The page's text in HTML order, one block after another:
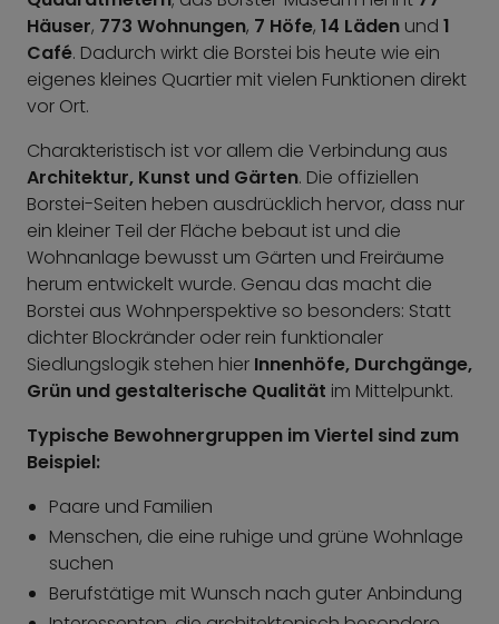
Häuser, 773 Wohnungen, 7 Höfe, 14 Läden und 1
Café. Dadurch wirkt die Borstei bis heute wie ein
eigenes kleines Quartier mit vielen Funktionen direkt
vor Ort.
Charakteristisch ist vor allem die Verbindung aus
Architektur, Kunst und Gärten. Die offiziellen
Borstei-Seiten heben ausdrücklich hervor, dass nur
ein kleiner Teil der Fläche bebaut ist und die
Wohnanlage bewusst um Gärten und Freiräume
herum entwickelt wurde. Genau das macht die
Borstei aus Wohnperspektive so besonders: Statt
dichter Blockränder oder rein funktionaler
Siedlungslogik stehen hier Innenhöfe, Durchgänge,
Grün und gestalterische Qualität im Mittelpunkt.
Typische Bewohnergruppen im Viertel sind zum
Beispiel:
Paare und Familien
Menschen, die eine ruhige und grüne Wohnlage
suchen
Berufstätige mit Wunsch nach guter Anbindung